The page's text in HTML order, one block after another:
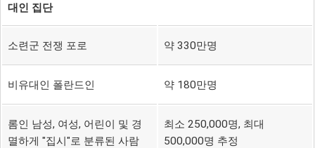
대인 집단
소련군 전쟁 포로 약 330만명
비유대인 폴란드인 약 180만명
롬인 남성, 여성, 어린이 및 경
멸하게 "집시"로 분류된 사람
최소 250,000명, 최대
500,000명 추정